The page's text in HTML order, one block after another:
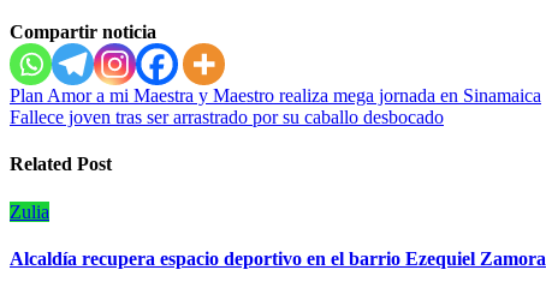
Compartir noticia
Navegación
de
entradas
Plan Amor a mi Maestra y Maestro realiza mega jornada en Sinamaica
Fallece joven tras ser arrastrado por su caballo desbocado
Related Post
Zulia
‎Alcaldía recupera espacio deportivo en el barrio Ezequiel Zamora